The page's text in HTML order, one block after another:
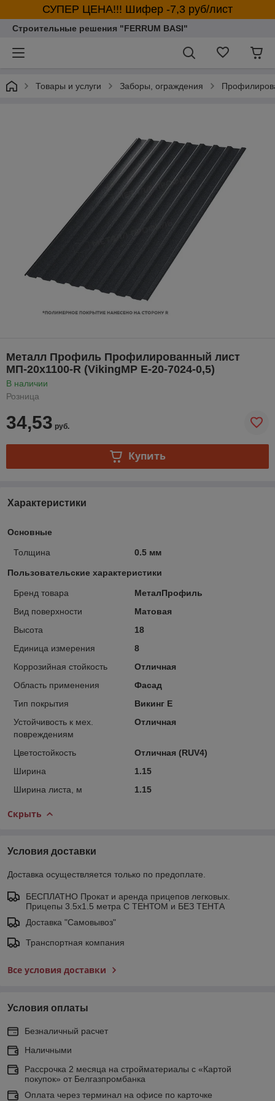
СУПЕР ЦЕНА!!! Шифер -7,3 руб/лист
Строительные решения "FERRUM BASI"
Товары и услуги Заборы, ограждения
Металл Профиль Профилированный лист
МП-20x1100-R (VikingMP E-20-7024-0,5)
В наличии
Розница
34,53 руб.
Купить
Характеристики
Основные
Толщина 0.5 мм
Пользовательские характеристики
Бренд товара
МеталПрофиль
Вид поверхности
Матовая
Высота
18
Единица измерения
8
Коррозийная стойкость
Отличная
Область применения
Фасад
Тип покрытия
Викинг Е
Устойчивость к мех.
повреждениям
Отличная
Цветостойкость
Отличная (RUV4)
Ширина
1.15
Ширина листа, м
1.15
Скрыть
Условия доставки
Доставка осуществляется только по предоплате.
БЕСПЛАТНО Прокат и аренда прицепов легковых.
Прицепы 3.5х1.5 метра С ТЕНТОМ и БЕЗ ТЕНТА
Доставка "Самовывоз"
Транспортная компания
Все условия доставки
Условия оплаты
Безналичный расчет
Наличными
Рассрочка 2 месяца на стройматериалы с «Картой
покупок» от Белгазпромбанка
Оплата через терминал на офисе по карточке